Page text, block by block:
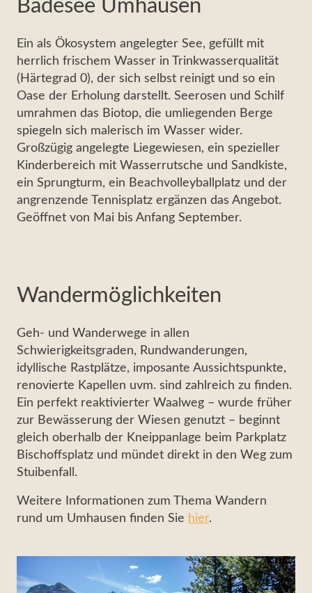
Badesee Umhausen
Ein als Ökosystem angelegter See, gefüllt mit
herrlich frischem Wasser in Trinkwasserqualität
(Härtegrad 0), der sich selbst reinigt und so ein
Oase der Erholung darstellt. Seerosen und Schilf
umrahmen das Biotop, die umliegenden Berge
spiegeln sich malerisch im Wasser wider.
Großzügig angelegte Liegewiesen, ein spezieller
Kinderbereich mit Wasserrutsche und Sandkiste,
ein Sprungturm, ein Beachvolleyballplatz und der
angrenzende Tennisplatz ergänzen das Angebot.
Geöffnet von Mai bis Anfang September.
Wandermöglichkeiten
Geh- und Wanderwege in allen
Schwierigkeitsgraden, Rundwanderungen,
idyllische Rastplätze, imposante Aussichtspunkte,
renovierte Kapellen uvm. sind zahlreich zu finden.
Ein perfekt reaktivierter Waalweg – wurde früher
zur Bewässerung der Wiesen genutzt – beginnt
gleich oberhalb der Kneippanlage beim Parkplatz
Bischoffsplatz und mündet direkt in den Weg zum
Stuibenfall.
Weitere Informationen zum Thema Wandern
rund um Umhausen finden Sie hier.